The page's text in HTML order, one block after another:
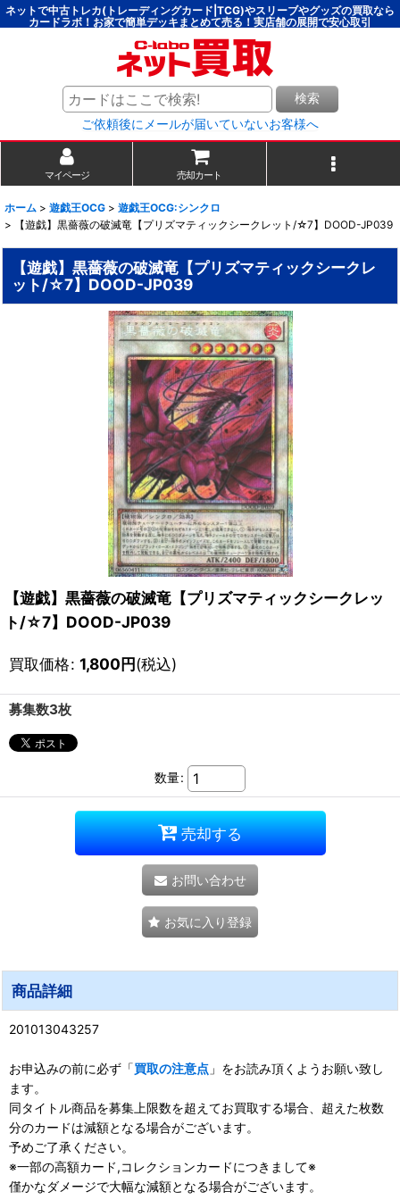
ネットで中古トレカ(トレーディングカード|TCG)やスリーブやグッズの買取なら
カードラボ！お家で簡単デッキまとめて売る！実店舗の展開で安心取引
検索
ご依頼後にメールが届いていないお客様へ
マイページ 売却カート
ホーム > 遊戯王OCG > 遊戯王OCG:シンクロ
>
【遊戯】黒薔薇の破滅竜【プリズマティックシークレット/☆7】DOOD-JP039
【遊戯】黒薔薇の破滅竜【プリズマティックシークレ
ット/☆7】DOOD-JP039
【遊戯】黒薔薇の破滅竜【プリズマティックシークレッ
ト/☆7】DOOD-JP039
買取価格: 1,800円(税込)
募集数3枚
数量:
売却する
お問い合わせ
お気に入り登録
商品詳細
201013043257
お申込みの前に必ず「買取の注意点 」をお読み頂くようお願い致し
ます。
同タイトル商品を募集上限数を超えてお買取する場合、超えた枚数
分のカードは減額となる場合がございます。
予めご了承ください。
※一部の高額カード,コレクションカードにつきまして※
僅かなダメージで大幅な減額となる場合がございます。